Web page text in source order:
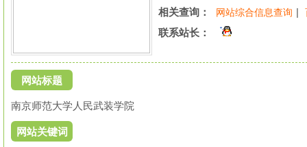
相关查询：
网站综合信息查询 |
联系站长：
网站标题
南京师范大学人民武装学院
网站关键词